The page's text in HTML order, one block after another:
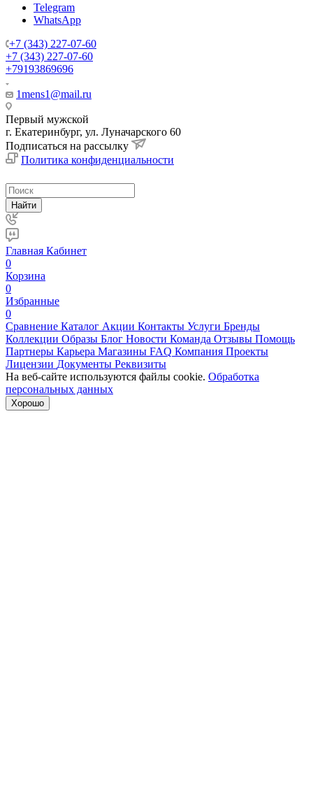
Telegram
WhatsApp
+7 (343) 227-07-60
+7 (343) 227-07-60
+79193869696
1mens1@mail.ru
Первый мужской
г. Екатеринбург, ул. Луначарского 60
Подписаться на рассылку
Политика конфиденциальности
Найти
Главная Кабинет
0
Корзина
0
Избранные
0
Сравнение Каталог Акции Контакты Услуги Бренды
Коллекции Образы Блог Новости Команда Отзывы Помощь
Партнеры Карьера Магазины FAQ Компания Проекты
Лицензии Документы Реквизиты
На веб-сайте используются файлы cookie. Обработка
персональных данных
Хорошо